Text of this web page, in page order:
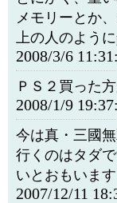
メモリーとか
上の人のよう
2008/3/6
ＰＳ２買った方
2008/1/9
今は真・三國
行くのはタダ
いとおもいま
2007/12/11